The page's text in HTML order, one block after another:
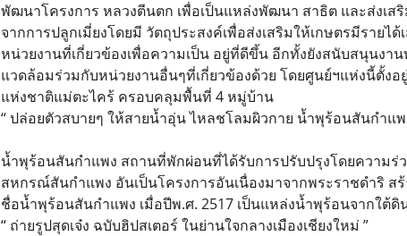
พัฒนาโครงการ หลวงตีนตก เพื่อเป็นแหล่งพัฒนา สาธิต และส่งเส
จากการปลูกเมี่ยงโดยมี วัตถุประสงค์เพื่อส่งเสริมให้เกษตรมีรา
หน่วยงานที่เกี่ยวข้องเพื่อความเป็น อยู่ที่ดีขึ้น อีกทั้งยังสนับสนุนง
แวดล้อมร่วมกับหน่วยงานอื่นๆที่เกี่ยวข้องด้วย โดยศูนย์ฯแห่งนี้ตั้งอ
แห่งชาติแม่ตะไคร้ ครอบคลุมพื้นที่ 4 หมู่บ้าน
“ ปล่อยตัวสบายๆ ให้สายน้ำอุ่น ไหลชโลมผิวกาย น้ำพุร้อนสันกำแพ
น้ำพุร้อนสันกำแพง สถานที่พักผ่อนที่ได้รับการปรับปรุงโดยความร่
สหกรณ์สันกำแพง อันเป็นโครงการอันเนื่องมาจากพระราชดำริ ส
ชื่อน้ำพุร้อนสันกำแพง เมื่อปีพ.ศ. 2517 เป็นแหล่งน้ำพุร้อนจากใต้
“ ถ่ายรูปสุดเจ๋ง ฉบับฮิปสเตอร์ ในย่านใจกลางเมืองเชียงใหม่ ”